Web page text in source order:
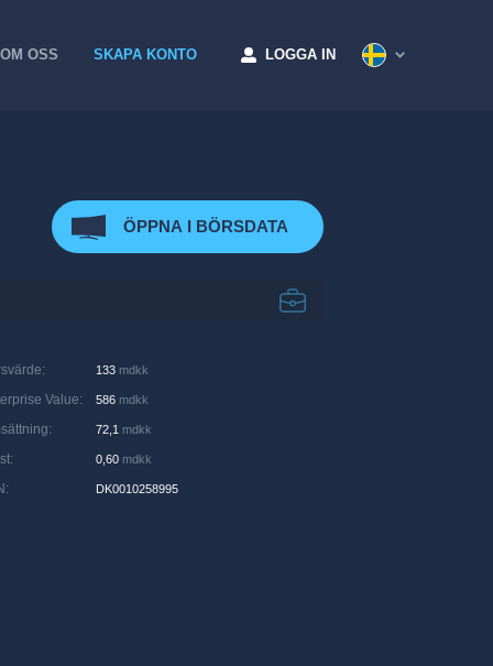
OM OSS SKAPA KONTO LOGGA IN
ÖPPNA I BÖRSDATA
: 133 mdkk
Value: 586 mdkk
: 72,1 mdkk
: 0,60 mdkk
: DK0010258995